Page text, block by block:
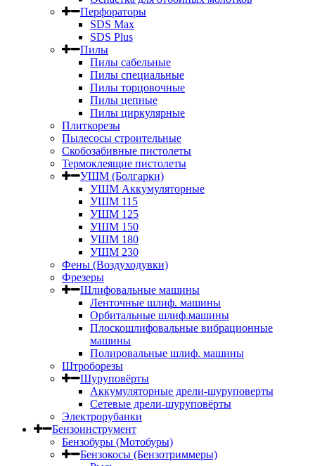
Перфораторы
SDS Max
SDS Plus
Пилы
Пилы сабельные
Пилы специальные
Пилы торцовочные
Пилы цепные
Пилы циркулярные
Плиткорезы
Пылесосы строительные
Скобозабивные пистолеты
Термоклеящие пистолеты
УШМ (Болгарки)
УШМ Аккумуляторные
УШМ 115
УШМ 125
УШМ 150
УШМ 180
УШМ 230
Фены (Воздуходувки)
Фрезеры
Шлифовальные машины
Ленточные шлиф. машины
Орбитальные шлиф.машины
Плоскошлифовальные вибрационные
машины
Полировальные шлиф. машины
Штроборезы
Шуруповёрты
Аккумуляторные дрели-шуруповерты
Сетевые дрели-шуруповёрты
Электрорубанки
Бензоинструмент
Бензобуры (Мотобуры)
Бензокосы (Бензотриммеры)